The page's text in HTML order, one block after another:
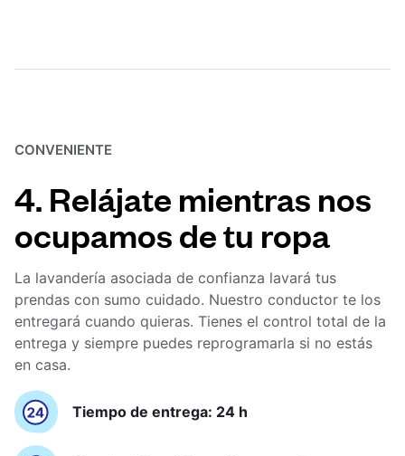
CONVENIENTE
4. Relájate mientras nos
ocupamos de tu ropa
La lavandería asociada de confianza lavará tus
prendas con sumo cuidado. Nuestro conductor te los
entregará cuando quieras. Tienes el control total de la
entrega y siempre puedes reprogramarla si no estás
en casa.
Tiempo de entrega: 24 h